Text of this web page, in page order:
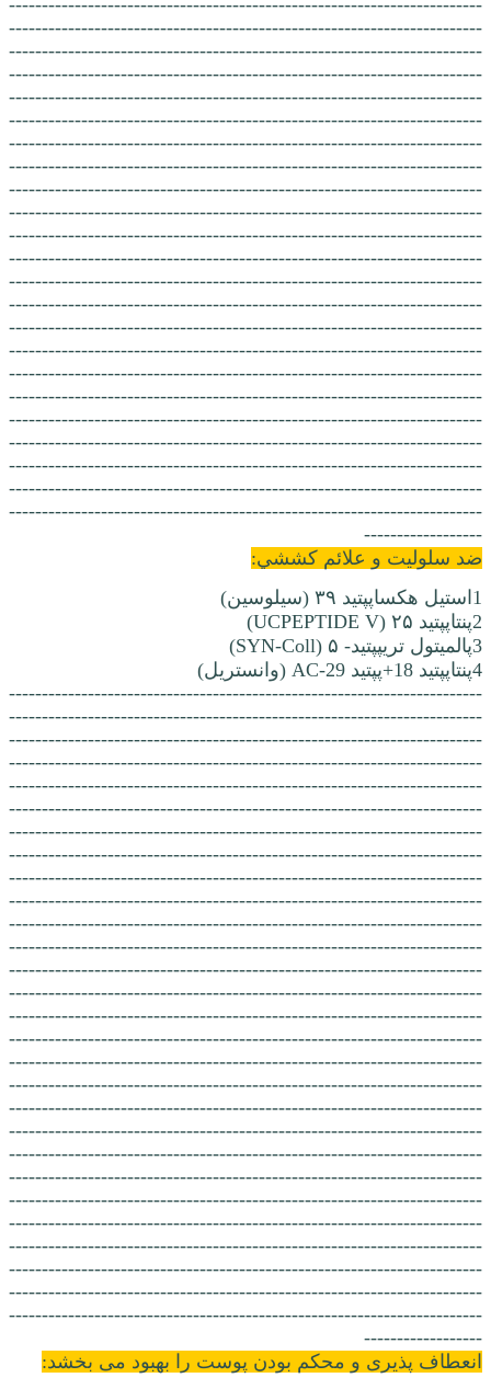
------------------------------------------------------------------------
------------------------------------------------------------------------
------------------------------------------------------------------------
------------------------------------------------------------------------
------------------------------------------------------------------------
------------------------------------------------------------------------
------------------------------------------------------------------------
------------------------------------------------------------------------
------------------------------------------------------------------------
------------------------------------------------------------------------
------------------------------------------------------------------------
------------------------------------------------------------------------
------------------------------------------------------------------------
------------------------------------------------------------------------
------------------------------------------------------------------------
------------------------------------------------------------------------
------------------------------------------------------------------------
------------------------------------------------------------------------
------------------------------------------------------------------------
------------------------------------------------------------------------
------------------------------------------------------------------------
------------------------------------------------------------------------
------------------------------------------------------------------------
------------------
ضد سلوليت و علائم کششي:
1استیل هکساپپتید ۳۹ (سیلوسین)
2پنتاپپتید ۲۵ (UCPEPTIDE V)
3پالمیتول تریپپتید- ۵ (SYN-Coll)
4پنتاپپتید 18+پپتید AC-29 (وانستریل)
------------------------------------------------------------------------
------------------------------------------------------------------------
------------------------------------------------------------------------
------------------------------------------------------------------------
------------------------------------------------------------------------
------------------------------------------------------------------------
------------------------------------------------------------------------
------------------------------------------------------------------------
------------------------------------------------------------------------
------------------------------------------------------------------------
------------------------------------------------------------------------
------------------------------------------------------------------------
------------------------------------------------------------------------
------------------------------------------------------------------------
------------------------------------------------------------------------
------------------------------------------------------------------------
------------------------------------------------------------------------
------------------------------------------------------------------------
------------------------------------------------------------------------
------------------------------------------------------------------------
------------------------------------------------------------------------
------------------------------------------------------------------------
------------------------------------------------------------------------
------------------------------------------------------------------------
------------------------------------------------------------------------
------------------------------------------------------------------------
------------------------------------------------------------------------
------------------------------------------------------------------------
------------------
انعطاف پذیری و محکم بودن پوست را بهبود می بخشد: